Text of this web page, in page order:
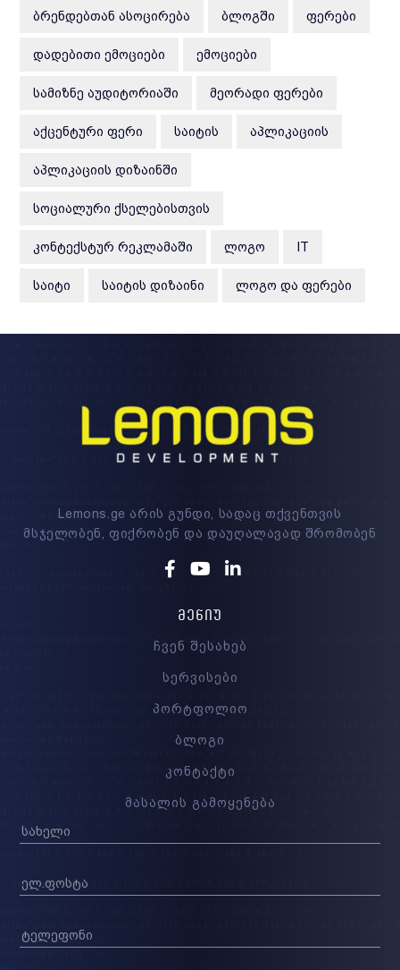
ᲑᲠᲔᲜᲓᲔᲑᲗᲐᲜ ᲐᲡᲝᲪᲘᲠᲔᲑᲐ ᲑᲚᲝᲒᲨᲘ ᲤᲔᲠᲔᲑᲘ
ᲓᲐᲓᲔᲑᲘᲗᲘ ᲔᲛᲝᲪᲘᲔᲑᲘ ᲔᲛᲝᲪᲘᲔᲑᲘ
ᲡᲐᲛᲘᲖᲜᲔ ᲐᲣᲓᲘᲢᲝᲠᲘᲐᲨᲘ ᲛᲔᲝᲠᲐᲓᲘ ᲤᲔᲠᲔᲑᲘ
ᲐᲥᲪᲔᲜᲢᲣᲠᲘ ᲤᲔᲠᲘ ᲡᲐᲘᲢᲘᲡ ᲐᲞᲚᲘᲙᲐᲪᲘᲘᲡ
ᲐᲞᲚᲘᲙᲐᲪᲘᲘᲡ ᲓᲘᲖᲐᲘᲜᲨᲘ
ᲡᲝᲪᲘᲐᲚᲣᲠᲘ ᲥᲡᲔᲚᲔᲑᲘᲡᲗᲕᲘᲡ
ᲙᲝᲜᲢᲔᲥᲡᲢᲣᲠ ᲠᲔᲙᲚᲐᲛᲐᲨᲘ ᲚᲝᲒᲝ IT
ᲡᲐᲘᲢᲘ ᲡᲐᲘᲢᲘᲡ ᲓᲘᲖᲐᲘᲜᲘ ᲚᲝᲒᲝ ᲓᲐ ᲤᲔᲠᲔᲑᲘ
Lemons.ge არის გუნდი, სადაც თქვენთვის
მსჯელობენ, ფიქრობენ და დაუღალავად შრომობენ
ᲛᲔᲜᲘᲣ
ჩვენ შესახებ
სერვისები
პორტფოლიო
ბლოგი
კონტაქტი
მასალის გამოყენება